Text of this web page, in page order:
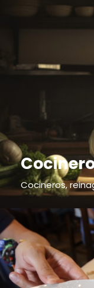
Cocineros,